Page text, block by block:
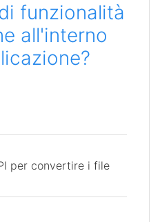
funzionalità
all'interno
per convertire i file